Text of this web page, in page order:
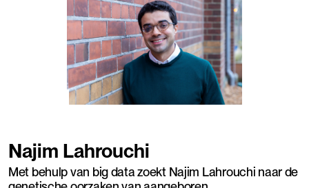
Najim Lahrouchi
Met behulp van big data zoekt Najim Lahrouchi naar de